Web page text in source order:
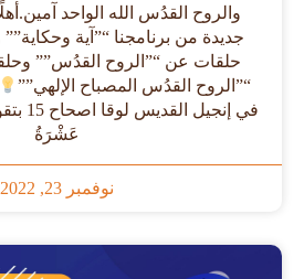
والروح القدُس الله الواحد
جديدة من برنامجنا “”آية
حلقات عن “”الروح القدُس””
“”الروح القدُس المصباح الإلهي””
في إنجيل
عَشْرَةُ
نوفمبر 23, 2022